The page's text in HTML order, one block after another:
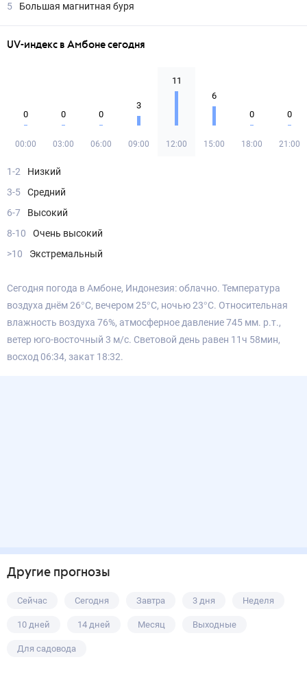
5
Большая магнитная буря
UV-индекс в Амбоне сегодня
0
00:00
0
03:00
0
06:00
3
09:00
11
12:00
6
15:00
0
18:00
0
21:00
1-2
Низкий
3-5
Средний
6-7
Высокий
8-10
Очень высокий
>10
Экстремальный
Сегодня погода в Амбоне, Индонезия: облачно. Температура
воздуха днём 26°С, вечером 25°С, ночью 23°С. Относительная
влажность воздуха 76%, атмосферное давление 745 мм. р.т.,
ветер юго-восточный 3 м/с. Световой день равен 11ч 58мин,
восход 06:34, закат 18:32.
Другие прогнозы
Сейчас Сегодня Завтра 3 дня Неделя
10 дней 14 дней Месяц Выходные
Для садовода